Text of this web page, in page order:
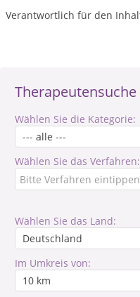
Therapeutensuche
Wählen Sie die Kategorie:
Wählen Sie das Verfahren:
Wählen Sie das Land:
Im Umkreis von:
Verantwortlich für den